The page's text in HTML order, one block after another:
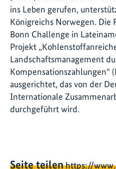
ins Leben gerufen,
Königreichs Norwegen. Die
Bonn Challenge in
Projekt
Landschaftsmanagement
Kompensationszahlungen“
ausgerichtet, das von der
Internationale
durchgeführt wird.
Seite teilenhttps://